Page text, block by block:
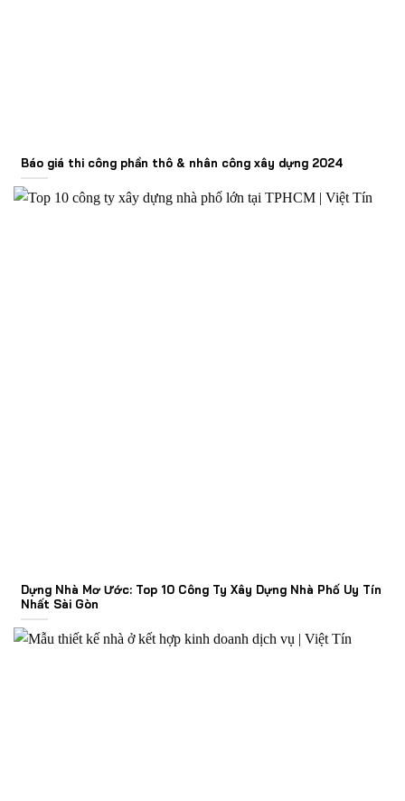
Báo giá thi công phần thô & nhân công xây dựng 2024
Dựng Nhà Mơ Ước: Top 10 Công Ty Xây Dựng Nhà Phố Uy Tín
Nhất Sài Gòn